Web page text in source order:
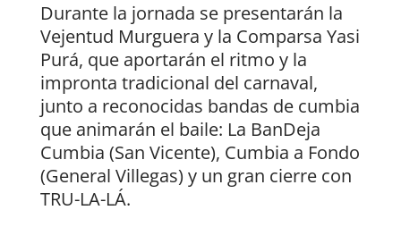
Durante la jornada se presentarán la
Vejentud Murguera y la Comparsa Yasi
Purá, que aportarán el ritmo y la
impronta tradicional del carnaval,
junto a reconocidas bandas de cumbia
que animarán el baile: La BanDeja
Cumbia (San Vicente), Cumbia a Fondo
(General Villegas) y un gran cierre con
TRU-LA-LÁ.